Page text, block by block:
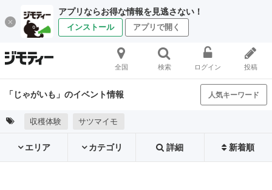
アプリならお得な情報を見逃さない！
インストール アプリで開く
全国 検索 ログイン 投稿
「じゃがいも」のイベント情報 人気キーワード
収穫体験 サツマイモ
エリア カテゴリ 詳細 新着順